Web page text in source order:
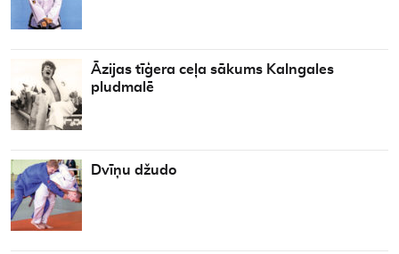
Āzijas tīģera ceļa sākums Kalngales
pludmalē
Dvīņu džudo